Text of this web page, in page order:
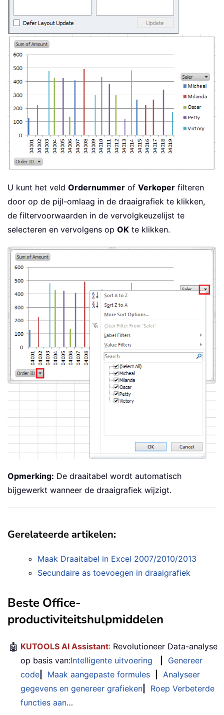
U kunt het veld Ordernummer of Verkoper filteren
door op de pijl-omlaag in de draaigrafiek te klikken,
de filtervoorwaarden in de vervolgkeuzelijst te
selecteren en vervolgens op OK te klikken.
Opmerking: De draaitabel wordt automatisch
bijgewerkt wanneer de draaigrafiek wijzigt.
Gerelateerde artikelen:
Maak Draaitabel in Excel 2007/2010/2013
Secundaire as toevoegen in draaigrafiek
Beste Office-
productiviteitshulpmiddelen
🤖 KUTOOLS AI Assistant: Revolutioneer Data-analyse
op basis van:Intelligente uitvoering
Genereer
code
Maak aangepaste formules
Analyseer
gegevens en genereer grafieken
Roep Verbeterde
functies aan…